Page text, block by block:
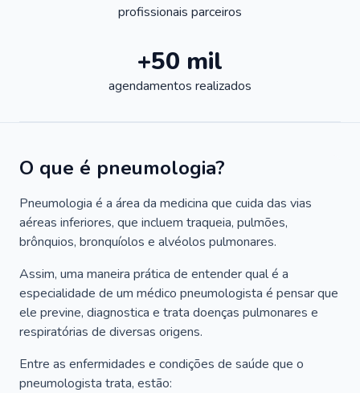
profissionais parceiros
+50 mil
agendamentos realizados
O que é pneumologia?
Pneumologia é a área da medicina que cuida das vias
aéreas inferiores, que incluem traqueia, pulmões,
brônquios, bronquíolos e alvéolos pulmonares.
Assim, uma maneira prática de entender qual é a
especialidade de um médico pneumologista é pensar que
ele previne, diagnostica e trata doenças pulmonares e
respiratórias de diversas origens.
Entre as enfermidades e condições de saúde que o
pneumologista trata, estão: